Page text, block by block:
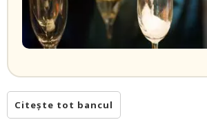
Citește tot bancul